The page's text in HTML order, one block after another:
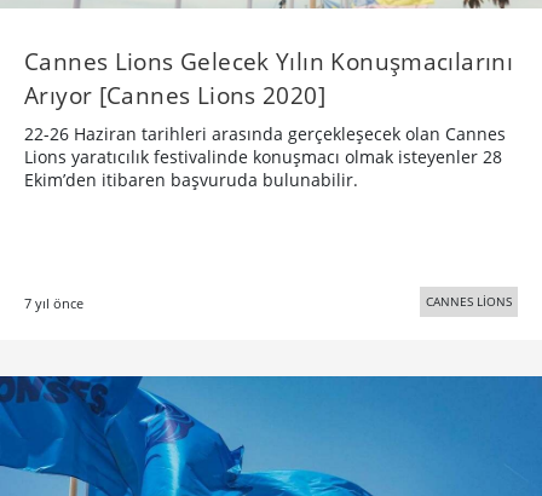
Cannes Lions Gelecek Yılın Konuşmacılarını
Arıyor [Cannes Lions 2020]
22-26 Haziran tarihleri arasında gerçekleşecek olan Cannes
Lions yaratıcılık festivalinde konuşmacı olmak isteyenler 28
Ekim’den itibaren başvuruda bulunabilir.
7 yıl önce CANNES LİONS